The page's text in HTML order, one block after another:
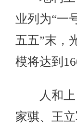
业列为“一
五五”末，
模将达到
人和上
家骐、王